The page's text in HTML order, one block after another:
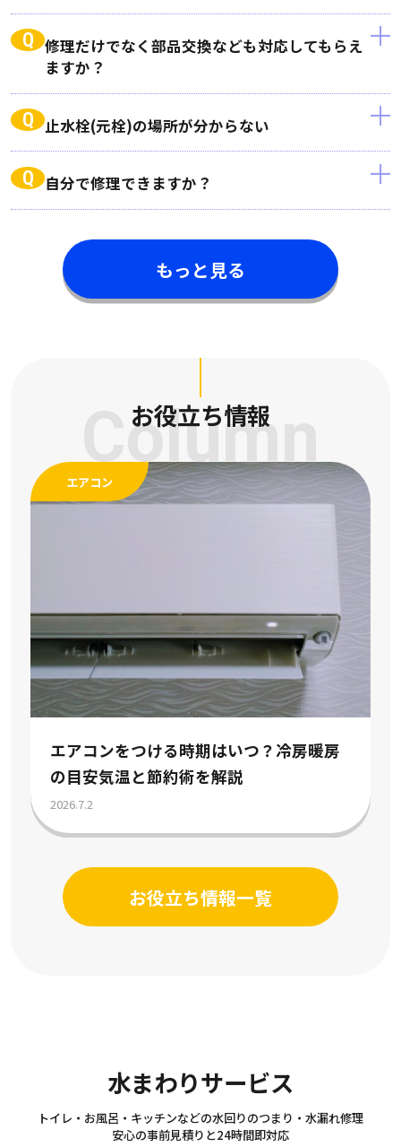
Q 修理だけでなく部品交換なども対応してもらえ
ますか？
Q 止水栓(元栓)の場所が分からない
Q 自分で修理できますか？
もっと見る
Column
お役立ち情報
エアコン
エアコンをつける時期はいつ？冷房暖房
の目安気温と節約術を解説
2026.7.2
お役立ち情報一覧
水まわりサービス
Sanitary
トイレ・お風呂・キッチンなどの水回りのつまり・水漏れ修理
安心の事前見積りと24時間即対応